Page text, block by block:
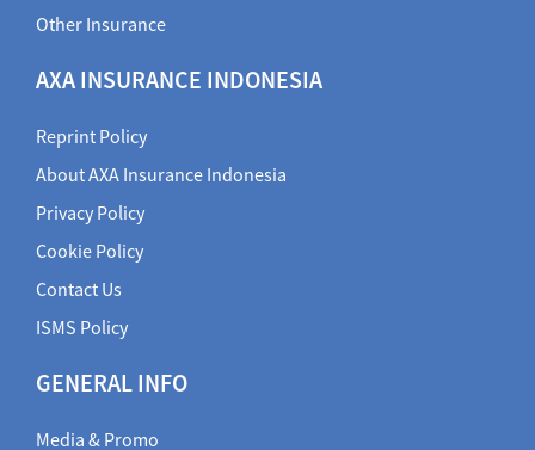
Other Insurance
AXA INSURANCE INDONESIA
Reprint Policy
About AXA Insurance Indonesia
Privacy Policy
Cookie Policy
Contact Us
ISMS Policy
GENERAL INFO
Media & Promo